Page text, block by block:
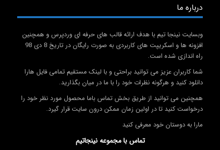
درباره ما
وبسایت نینجا تیم با هدف ارائه قالب های حرفه ای وردپرس و همچنین
افزونه ها و اسکریپت های کاربردی به صورت رایگان در تاریخ 8 دی 98
راه اندازی شده است.
شما کاربران عزیز می توانید براحتی و با لینک مستقیم تمامی فایل هارا
دانلود کنید و هرگونه نظرات خود را با ما در میان بگذارید.
همچنین می توانید از طریق بخش تماس باما محصول مورد نظر خود را
درخواست کنید تا در اولین زمان ممکن درون سایت قرار گیرد.
مارا به دوستان خود معرفی کنید
تماس با مجموعه نینجاتیم